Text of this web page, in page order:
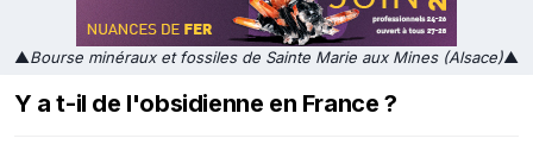
▲Bourse minéraux et fossiles de Sainte Marie aux Mines (Alsace)▲
Y a t-il de l'obsidienne en France ?